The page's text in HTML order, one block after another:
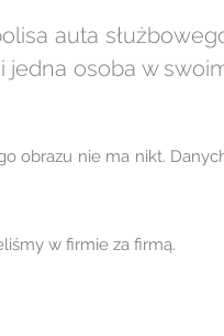
auta
osoba w
obrazu nie ma nikt.
w firmie za firmą.